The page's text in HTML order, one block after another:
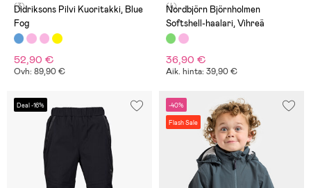
(3)
Didriksons Pilvi Kuoritakki, Blue
Fog
52,90 €
Ovh: 89,90 €
(4)
Nordbjörn Björnholmen
Softshell-haalari, Vihreä
36,90 €
Aik. hinta: 39,90 €
Deal -16% -40%
Flash Sale